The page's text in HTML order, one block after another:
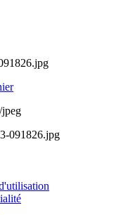
jpeg